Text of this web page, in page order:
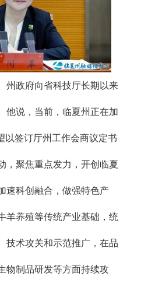
州政府向省科技厅长期以来
他说，当前，临夏州正在加
以签订厅州工作会商议定书
，聚焦重点发力，开创临夏
速科创融合，做强特色产
羊养殖等传统产业基础，统
技术攻关和示范推广，在品
物制品研发等方面持续攻